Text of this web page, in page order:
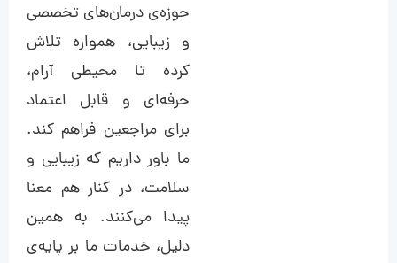
حوزه‌ی درمان‌های تخصصی
و زیبایی، همواره تلاش
کرده تا محیطی آرام،
حرفه‌ای و قابل اعتماد
برای مراجعین فراهم کند.
ما باور داریم که زیبایی و
سلامت، در کنار هم معنا
پیدا می‌کنند. به همین
دلیل، خدمات ما بر پایه‌ی